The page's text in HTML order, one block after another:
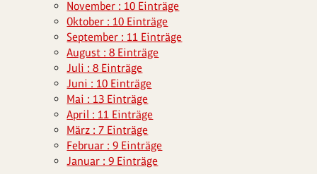
November : 10 Einträge
Oktober : 10 Einträge
September : 11 Einträge
August : 8 Einträge
Juli : 8 Einträge
Juni : 10 Einträge
Mai : 13 Einträge
April : 11 Einträge
März : 7 Einträge
Februar : 9 Einträge
Januar : 9 Einträge